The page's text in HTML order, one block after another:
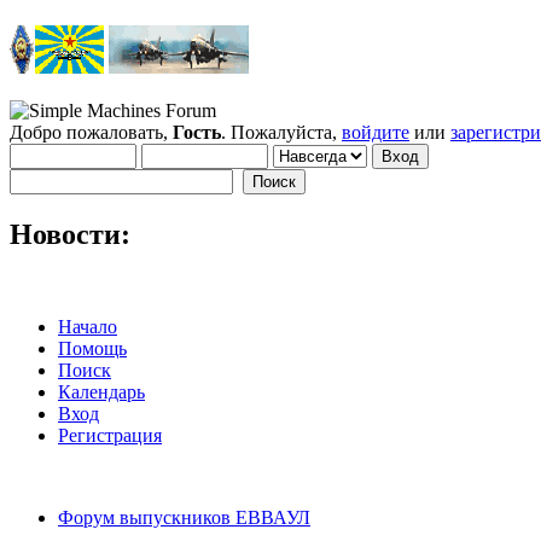
Добро пожаловать, Гость. Пожалуйста, войдите или
Новости:
Начало
Помощь
Поиск
Календарь
Вход
Регистрация
Форум выпускников ЕВВАУЛ